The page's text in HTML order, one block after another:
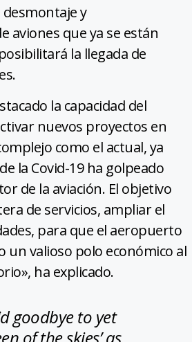
y
aviones que ya se están
la llegada de
la capacidad del
nuevos proyectos en
como el actual, ya
la Covid-19 ha golpeado
de la aviación. El objetivo
de servicios, ampliar el
para que el aeropuerto
un valioso polo económico al
ha explicado.
goodbye to yet